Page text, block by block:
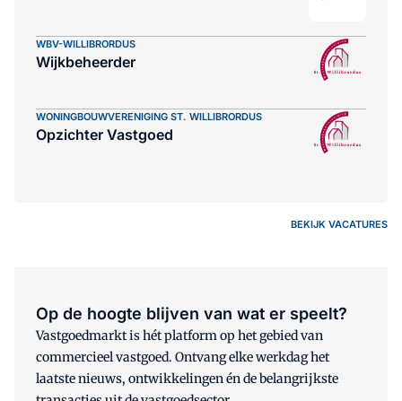
WBV-WILLIBRORDUS
Wijkbeheerder
WONINGBOUWVERENIGING ST. WILLIBRORDUS
Opzichter Vastgoed
BEKIJK VACATURES
Op de hoogte blijven van wat er speelt?
Vastgoedmarkt is hét platform op het gebied van
commercieel vastgoed. Ontvang elke werkdag het
laatste nieuws, ontwikkelingen én de belangrijkste